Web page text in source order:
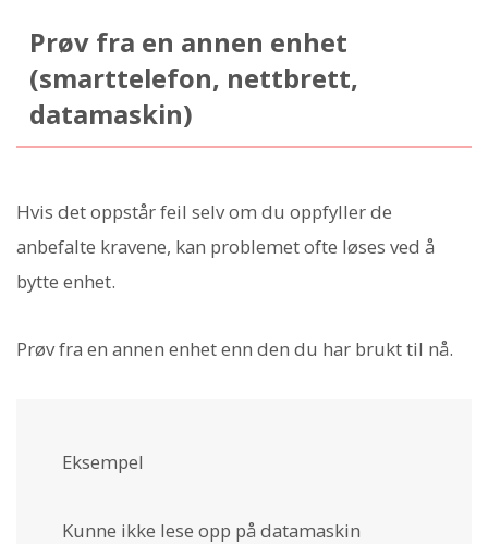
Prøv fra en annen enhet
(smarttelefon, nettbrett,
datamaskin)
Hvis det oppstår feil selv om du oppfyller de
anbefalte kravene, kan problemet ofte løses ved å
bytte enhet.
Prøv fra en annen enhet enn den du har brukt til nå.
Eksempel
Kunne ikke lese opp på datamaskin